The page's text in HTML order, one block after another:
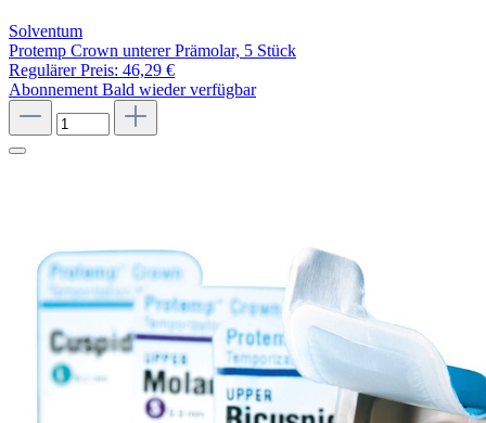
Solventum
Protemp Crown unterer Prämolar, 5 Stück
Regulärer Preis: 46,29 €
Abonnement Bald wieder verfügbar